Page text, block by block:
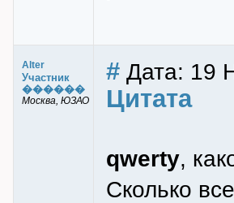
Alter
Участник
������
Москва, ЮЗАО
# Дата: 19
Цитата
qwerty,
Сколько